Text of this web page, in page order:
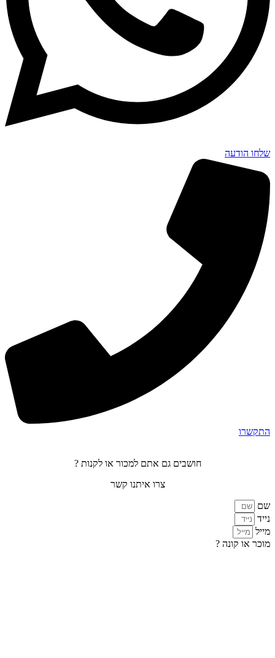
שלחו הודעה
התקשרו
חושבים גם אתם למכור או לקנות ?
צרו איתנו קשר
שם
נייד
מייל
מוכר או קונה ?